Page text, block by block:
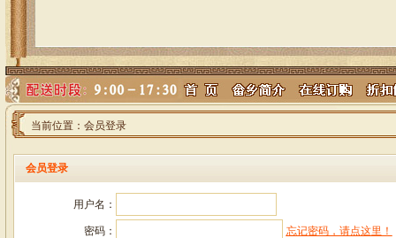
当前位置：会员登录
会员登录
用户名：
密码： 忘记密码，请点这里！